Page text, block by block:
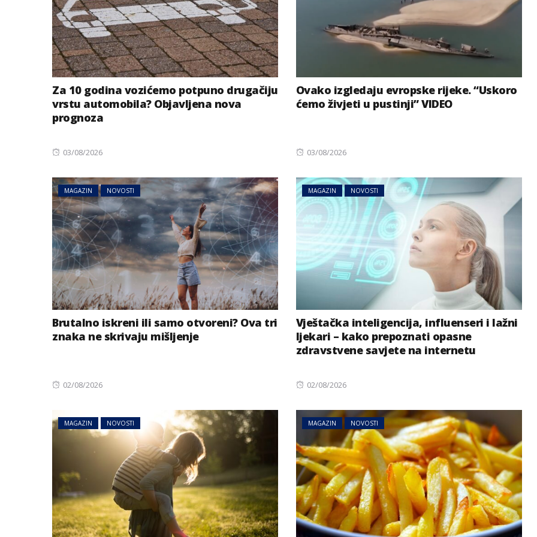
Za 10 godina vozićemo potpuno drugačiju
vrstu automobila? Objavljena nova
prognoza
Posted
03/08/2026
Ovako izgledaju evropske rijeke. “Uskoro
ćemo živjeti u pustinji” VIDEO
Posted
03/08/2026
MAGAZIN NOVOSTI
Brutalno iskreni ili samo otvoreni? Ova tri
znaka ne skrivaju mišljenje
Posted
02/08/2026
MAGAZIN NOVOSTI
Vještačka inteligencija, influenseri i lažni
ljekari – kako prepoznati opasne
zdravstvene savjete na internetu
Posted
02/08/2026
MAGAZIN NOVOSTI MAGAZIN NOVOSTI